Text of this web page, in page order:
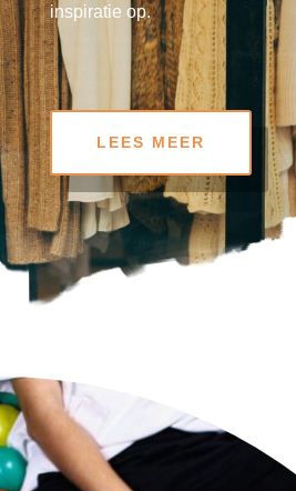
inspiratie op.
LEES MEER